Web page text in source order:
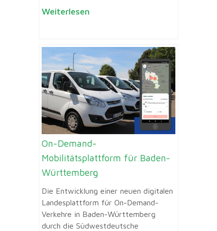
Weiterlesen
On-Demand-
Mobilitätsplattform für Baden-
Württemberg
Die Entwicklung einer neuen digitalen
Landesplattform für On-Demand-
Verkehre in Baden-Württemberg
durch die Südwestdeutsche